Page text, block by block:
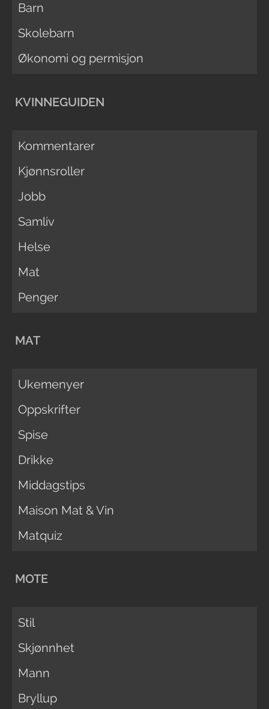
Barn
Skolebarn
Økonomi og permisjon
KVINNEGUIDEN
Kommentarer
Kjønnsroller
Jobb
Samliv
Helse
Mat
Penger
MAT
Ukemenyer
Oppskrifter
Spise
Drikke
Middagstips
Maison Mat & Vin
Matquiz
MOTE
Stil
Skjønnhet
Mann
Bryllup